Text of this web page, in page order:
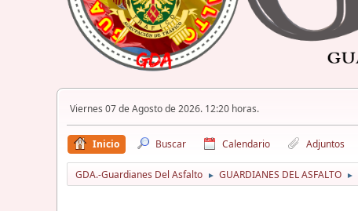
Viernes 07 de Agosto de 2026. 12:20 horas.
Inicio Buscar Calendario Adjuntos
GDA.-Guardianes Del Asfalto ► GUARDIANES DEL ASFALTO ►